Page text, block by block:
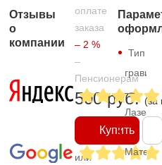
Отзывы
о
компании
оплате
заказа
– 2 %
–
Пенсионерам
500 руб. (за
Купить
или
Тип
—